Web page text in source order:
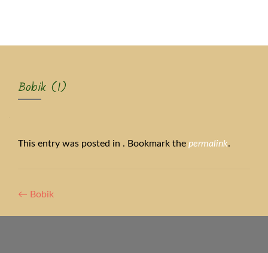
Bobik (1)
This entry was posted in . Bookmark the permalink.
Artikel-
Navigation
← Bobik